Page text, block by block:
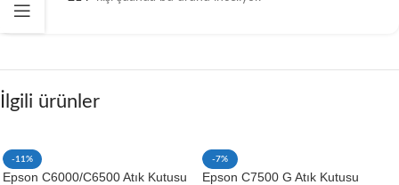
İlgili ürünler
-11%
Epson C6000/C6500 Atık Kutusu
-7%
Epson C7500 G Atık Kutusu